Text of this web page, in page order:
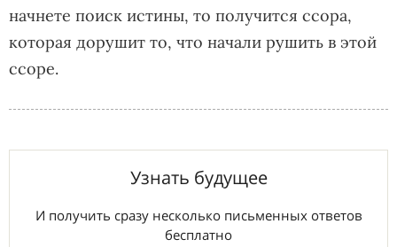
начнете поиск истины, то получится ссора,
которая дорушит то, что начали рушить в этой
ссоре.
Узнать будущее
И получить сразу несколько письменных ответов
бесплатно